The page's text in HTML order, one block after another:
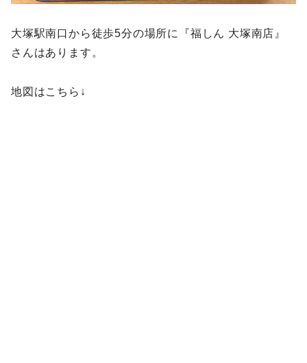
大塚駅南口から徒歩5分の場所に『福しん 大塚南店』
さんはあります。
地図はこちら↓